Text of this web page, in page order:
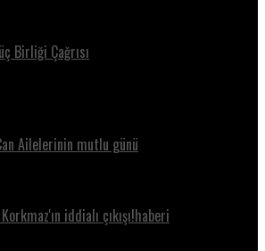
Birliği Çağrısı
Ailelerinin mutlu günü
iddialı çıkışı!haberi